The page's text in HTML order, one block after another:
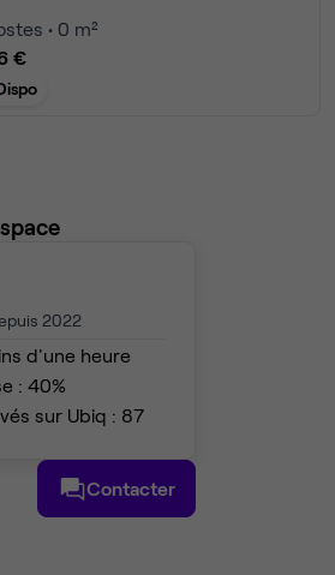
• 0 m²
€
2022
d'une heure
: 40%
sur Ubiq : 87
Contacter